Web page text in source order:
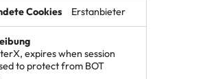
Erstanbieter
expires when session
to protect from BOT